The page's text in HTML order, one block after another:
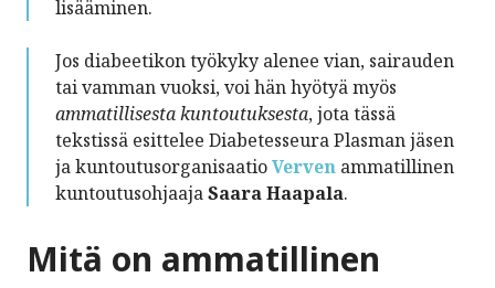
lisääminen.
Jos diabeetikon työkyky alenee vian, sairauden
tai vamman vuoksi, voi hän hyötyä myös
ammatillisesta kuntoutuksesta, jota tässä
tekstissä esittelee Diabetesseura Plasman jäsen
ja kuntoutusorganisaatioVerven ammatillinen
kuntoutusohjaajaSaara Haapala.
Mitä on ammatillinen